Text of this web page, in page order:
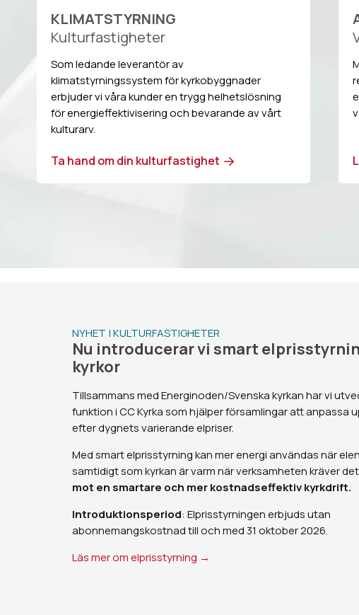
KLIMATSTYRNING
Kulturfastigheter
Som ledande leverantör av
klimatstyrningssystem för kyrkobyggnader
erbjuder vi våra kunder en trygg helhetslösning
för energieffektivisering och bevarande av vårt
kulturarv.
Ta hand om din kulturfastighet
NYHET | KULTURFASTIGHETER
Nu introducerar vi smart
kyrkor
Tillsammans med Energinoden/Svenska kyrkan har vi
funktion i CC Kyrka som hjälper församlingar att anpassa
efter dygnets varierande elpriser.
Med smart elprisstyrning kan mer energi användas när
samtidigt som kyrkan är varm när verksamheten kräver
mot en smartare och mer kostnadseffektiv kyrkdrift.
Introduktionsperiod: Elprisstyrningen erbjuds utan
abonnemangskostnad till och med 31 oktober 2026.
Läs mer om elprisstyrning →